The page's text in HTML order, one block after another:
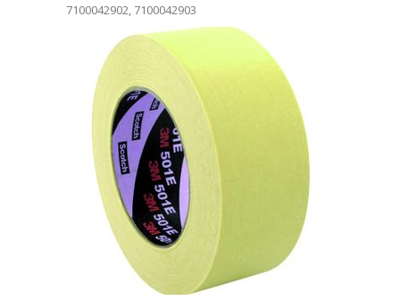
7100042902, 7100042903